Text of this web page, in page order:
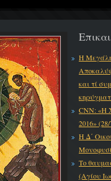
Η Μεγάλη
και τί
CNN: «Η
2016»
Η Δ΄
Το
(Αγίου